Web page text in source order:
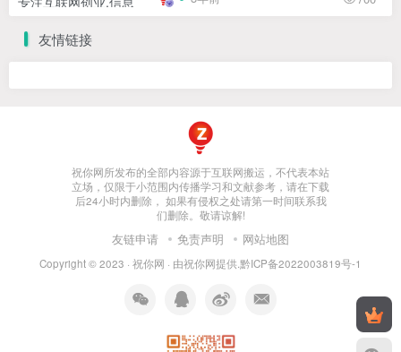
友情链接
祝你网所发布的全部内容源于互联网搬运，不代表本站
立场，仅限于小范围内传播学习和文献参考，请在下载
后24小时内删除， 如果有侵权之处请第一时间联系我
们删除。敬请谅解!
友链申请 免责声明 网站地图
Copyright © 2023 · 祝你网 · 由祝你网提供.黔ICP备2022003819号-1